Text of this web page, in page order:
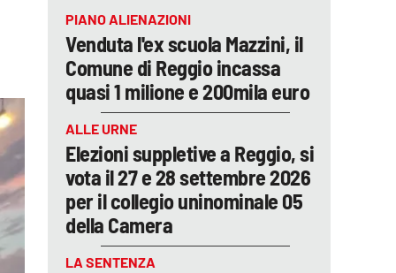
PIANO ALIENAZIONI
Venduta l'ex scuola Mazzini, il
Comune di Reggio incassa
quasi 1 milione e 200mila euro
ALLE URNE
Elezioni suppletive a Reggio, si
vota il 27 e 28 settembre 2026
per il collegio uninominale 05
della Camera
LA SENTENZA